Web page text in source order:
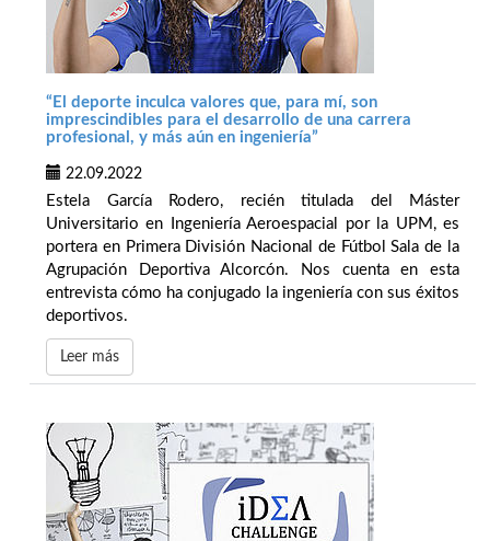
“El deporte inculca valores que, para mí, son
imprescindibles para el desarrollo de una carrera
profesional, y más aún en ingeniería”
22.09.2022
Estela García Rodero, recién titulada del Máster
Universitario en Ingeniería Aeroespacial por la UPM, es
portera en Primera División Nacional de Fútbol Sala de la
Agrupación Deportiva Alcorcón. Nos cuenta en esta
entrevista cómo ha conjugado la ingeniería con sus éxitos
deportivos.
Leer más